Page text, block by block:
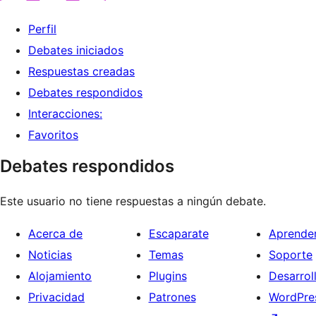
Perfil
Debates iniciados
Respuestas creadas
Debates respondidos
Interacciones:
Favoritos
Debates respondidos
Este usuario no tiene respuestas a ningún debate.
Acerca de
Noticias
Alojamiento
Privacidad
Escaparate
Temas
Plugins
Patrones
Soporte